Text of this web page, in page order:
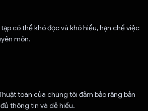
có thể khó đọc và khó hiểu, hạn chế việc
môn.
toán của chúng tôi đảm bảo rằng bản
thông tin và dễ hiểu.